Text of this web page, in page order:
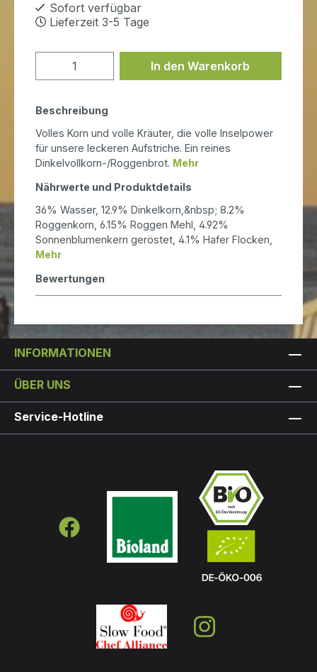
Sofort verfügbar
Lieferzeit 3-5 Tage
Produkt Anzahl: Gib den
In den Warenkorb
Beschreibung
Volles Korn und volle Kräuter, die volle Inselpower
für unsere leckeren Aufstriche. Ein reines
Dinkelvollkorn-/Roggenbrot. Mehr
Nährwerte und Produktdetails
36% Wasser, 12.9% Dinkelkorn,&nbsp; 8.2%
Roggenkorn, 6.15% Roggen Mehl, 4.92%
Sonnenblumenkern geröstet, 4.1% Hafer Flocken,
Mehr
Bewertungen
INFORMATIONEN
ÜBER UNS
Service-Hotline